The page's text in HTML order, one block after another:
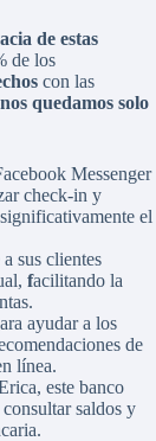
de estas
de los
con las
quedamos solo
Messenger
check-in y
el
sus clientes
facilitando la
ayudar a los
de
línea.
este banco
saldos y